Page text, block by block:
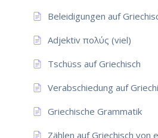
Beleidigungen auf
Adjektiv πολύς (viel)
Tschüss auf Griechisch
Verabschiedung auf
Griechische Grammatik
Zählen auf Griechisch von